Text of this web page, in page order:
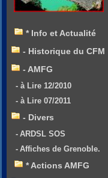
* Info et Actualité
- Historique du CFM
- AMFG
- à Lire 12/2010
- à Lire 07/2011
- Divers
- ARDSL SOS
- Affiches de Grenoble.
* Actions AMFG